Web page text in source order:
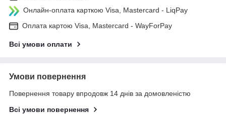
Онлайн-оплата карткою Visa, Mastercard - LiqPay
Оплата картою Visa, Mastercard - WayForPay
Всі умови оплати
Умови повернення
Повернення товару впродовж 14 днів за домовленістю
Всі умови повернення